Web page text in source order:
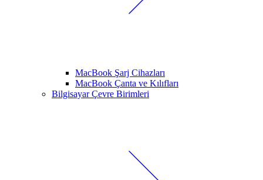
MacBook Şarj Cihazları
MacBook Çanta ve Kılıfları
Bilgisayar Çevre Birimleri